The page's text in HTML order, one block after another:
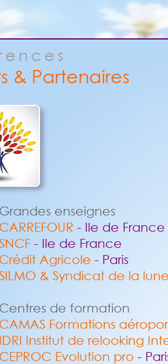
& Partenaires
Grandes enseignes
CARREFOUR - Ile de
- Ile de France
Crédit Agricole - Paris
& Syndicat de la
Centres de formation
CAMAS Formations
IDRI Institut de relooking
CEPROC Evolution pro -